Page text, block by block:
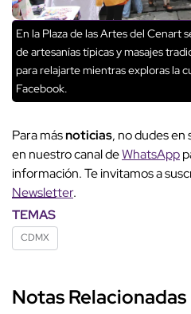
En la Plaza de las Artes del Cenart
de artesanías típicas y masajes
para relajarte mientras exploras la
Facebook.
Para másnoticias, no dudes en
en nuestro canal deWhatsApp
información. Te invitamos a
Newsletter.
TEMAS
CDMX
Notas Relacionadas